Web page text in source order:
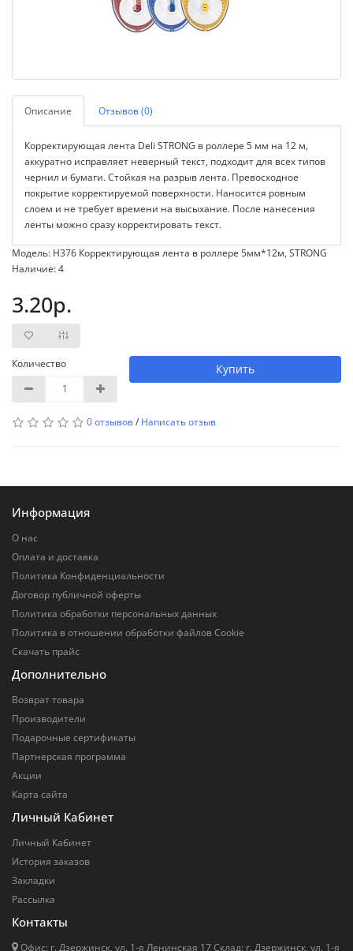
Описание Отзывов (0)
Корректирующая лента Deli STRONG в роллере 5 мм на 12 м,
аккуратно исправляет неверный текст, подходит для всех типов
чернил и бумаги. Стойкая на разрыв лента. Превосходное
покрытие корректируемой поверхности. Наносится ровным
слоем и не требует времени на высыхание. После нанесения
ленты можно сразу корректировать текст.
Модель: H376 Корректирующая лента в роллере 5мм*12м, STRONG
Наличие: 4
3.20р.
Количество Купить
0 отзывов/ Написать отзыв
Информация
О нас
Оплата и доставка
Политика Конфиденциальности
Договор публичной оферты
Политика обработки персональных данных
Политика в отношении обработки файлов Cookie
Скачать прайс
Дополнительно
Возврат товара
Производители
Подарочные сертификаты
Партнерская программа
Акции
Карта сайта
Личный Кабинет
Личный Кабинет
История заказов
Закладки
Рассылка
Контакты
Офис: г. Дзержинск, ул. 1-я Ленинская 17 Cклад: г. Дзержинск, ул. 1-я